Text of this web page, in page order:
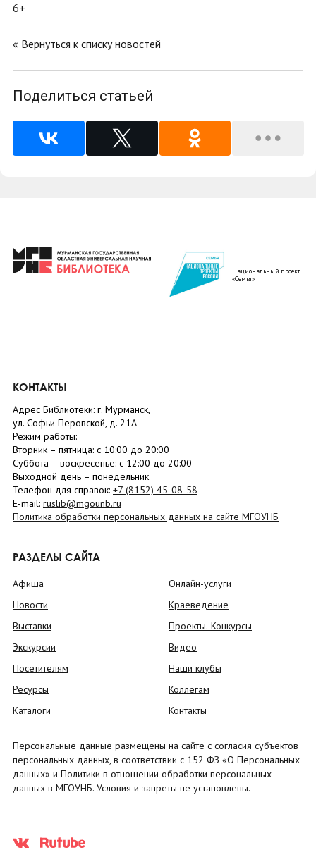
6+
« Вернуться к списку новостей
Поделиться статьей
Национальный проект
«Семья»
КОНТАКТЫ
Адрес Библиотеки: г. Мурманск,
ул. Софьи Перовской, д. 21А
Режим работы:
Вторник – пятница: с 10:00 до 20:00
Суббота – воскресенье: c 12:00 до 20:00
Выходной день – понедельник
Телефон для справок: +7 (8152) 45-08-58
E-mail: ruslib@mgounb.ru
Политика обработки персональных данных на сайте МГОУНБ
РАЗДЕЛЫ САЙТА
Афиша
Новости
Выставки
Экскурсии
Посетителям
Ресурсы
Каталоги
Онлайн-услуги
Краеведение
Проекты. Конкурсы
Видео
Наши клубы
Коллегам
Контакты
Персональные данные размещены на сайте с согласия субъектов
персональных данных, в соответствии с 152 ФЗ «О Персональных
данных» и Политики в отношении обработки персональных
данных в МГОУНБ. Условия и запреты не установлены.